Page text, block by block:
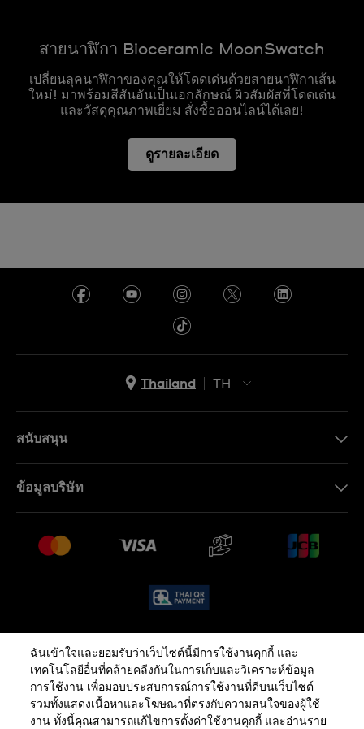
สายนาฬิกา Bioceramic MoonSwatch
เปลี่ยนลุคนาฬิกาของคุณให้โดดเด่นด้วยสายนาฬิกาเส้น
ใหม่! มาพร้อมสีสันอันเป็นเอกลักษณ์ ผิวสัมผัสที่โดดเด่น
และวัสดุคุณภาพเยี่ยม สั่งซื้อออนไลน์ได้เลย!
ดูรายละเอียด
Thailand
TH
สนับสนุน
คำถามที่พบบ่อย (FAQ)
เงื่อนไขหลังการขาย
ข้อมูลบริษัท
งาน
นโยบายความเป็นส่วนตัว นโยบายคุกกี้
ข้อกำหนดและเงื่อนไข
ฉันเข้าใจและยอมรับว่าเว็บไซต์นี้มีการใช้งานคุกกี้ และ
เทคโนโลยีอื่นที่คล้ายคลีงกันในการเก็บและวิเคราะห์ข้อมูล
การใช้งาน เพื่อมอบประสบการณ์การใช้งานที่ดีบนเว็บไซต์
รวมทั้งแสดงเนื้อหาและโฆษณาที่ตรงกับความสนใจของผู้ใช้
งาน ทั้งนี้คุณสามารถแก้ไขการตั้งค่าใช้งานคุกกี้ และอ่านราย